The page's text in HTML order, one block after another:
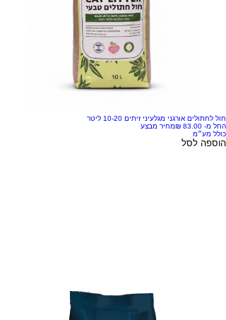
חול לחתולים אורגני מגלעיני זיתים 10-20 ליטר
החל מ-
מחיר מבצע
כולל מע״מ
הוספה לסל